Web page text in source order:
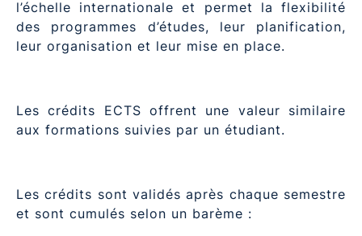
l’échelle internationale et permet la flexibilité
des programmes d’études, leur planification,
leur organisation et leur mise en place.
Les crédits ECTS offrent une valeur similaire
aux formations suivies par un étudiant.
Les crédits sont validés après chaque semestre
et sont cumulés selon un barème :